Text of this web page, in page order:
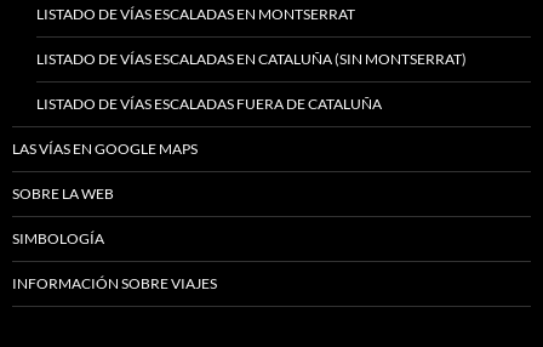
LISTADO DE VÍAS ESCALADAS EN MONTSERRAT
LISTADO DE VÍAS ESCALADAS EN CATALUÑA (SIN MONTSERRAT)
LISTADO DE VÍAS ESCALADAS FUERA DE CATALUÑA
LAS VÍAS EN GOOGLE MAPS
SOBRE LA WEB
SIMBOLOGÍA
INFORMACIÓN SOBRE VIAJES